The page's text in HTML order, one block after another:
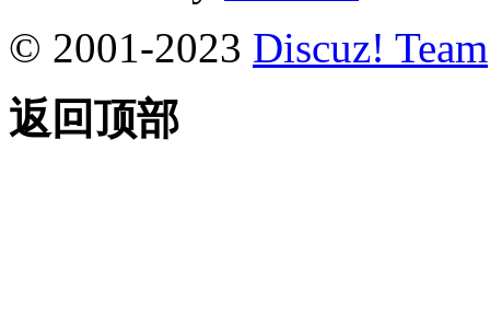
© 2001-2023 Discuz! Team
返回顶部